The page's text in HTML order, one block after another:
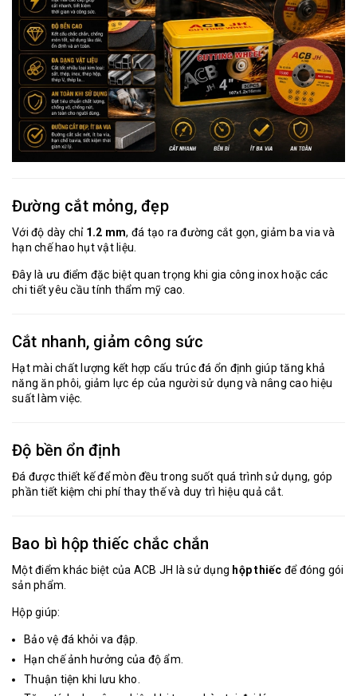
Đường cắt mỏng, đẹp
Với độ dày chỉ 1.2 mm, đá tạo ra đường cắt gọn, giảm ba via và
hạn chế hao hụt vật liệu.
Đây là ưu điểm đặc biệt quan trọng khi gia công inox hoặc các
chi tiết yêu cầu tính thẩm mỹ cao.
Cắt nhanh, giảm công sức
Hạt mài chất lượng kết hợp cấu trúc đá ổn định giúp tăng khả
năng ăn phôi, giảm lực ép của người sử dụng và nâng cao hiệu
suất làm việc.
Độ bền ổn định
Đá được thiết kế để mòn đều trong suốt quá trình sử dụng, góp
phần tiết kiệm chi phí thay thế và duy trì hiệu quả cắt.
Bao bì hộp thiếc chắc chắn
Một điểm khác biệt của ACB JH là sử dụng hộp thiếc để đóng gói
sản phẩm.
Hộp giúp:
Bảo vệ đá khỏi va đập.
Hạn chế ảnh hưởng của độ ẩm.
Thuận tiện khi lưu kho.